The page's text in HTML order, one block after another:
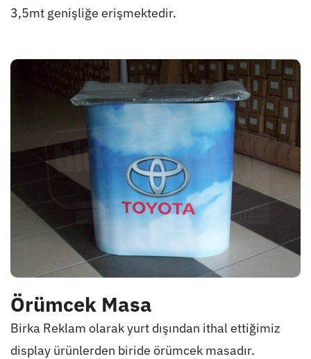
3,5mt genişliğe erişmektedir.
Örümcek Masa
Birka Reklam olarak yurt dışından ithal ettiğimiz
display ürünlerden biride örümcek masadır.